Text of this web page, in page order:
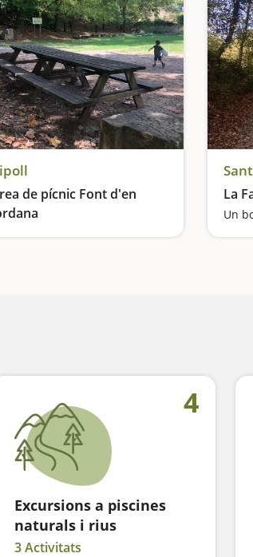
de pícnic Font d'en
els arbres
La
Un
4
Excursions a piscines
naturals i rius
3 Activitats